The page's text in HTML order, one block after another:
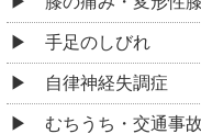
手足のしびれ
自律神経失調症
むちうち・交通事故